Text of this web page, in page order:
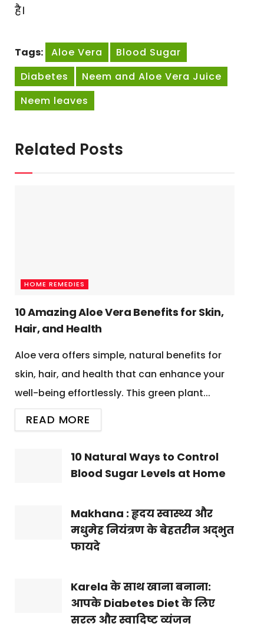
है।
Tags: Aloe Vera
Blood Sugar
Diabetes
Neem and Aloe Vera Juice
Neem leaves
Related Posts
HOME REMEDIES
10 Amazing Aloe Vera Benefits for Skin,
Hair, and Health
Aloe vera offers simple, natural benefits for
skin, hair, and health that can enhance your
well-being effortlessly. This green plant...
READ MORE
10 Natural Ways to Control
Blood Sugar Levels at Home
Makhana : हृदय स्वास्थ्य और
मधुमेह नियंत्रण के बेहतरीन अद्भुत
फायदे
Karela के साथ खाना बनाना:
आपके Diabetes Diet के लिए
सरल और स्वादिष्ट व्यंजन